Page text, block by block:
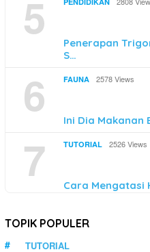
5
Penerapan
S…
6 FAUNA 2578 Views
Ini Dia Makanan
7 TUTORIAL 2526 Views
Cara Mengatasi
TOPIK POPULER
TUTORIAL